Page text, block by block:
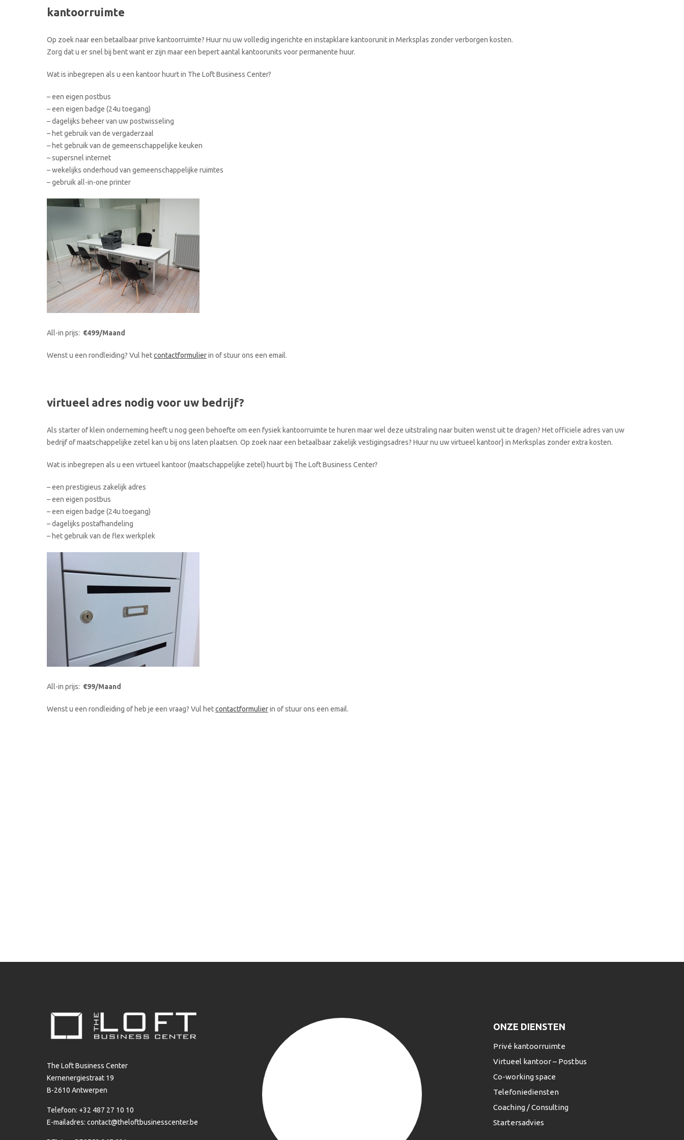
kantoorruimte
Op zoek naar een betaalbaar prive kantoorruimte? Huur nu uw volledig ingerichte en instapklare kantoorunit in Merksplas zonder verborgen kosten.
Zorg dat u er snel bij bent want er zijn maar een bepert aantal kantoorunits voor permanente huur.
Wat is inbegrepen als u een kantoor huurt in The Loft Business Center?
– een eigen postbus
– een eigen badge (24u toegang)
– dagelijks beheer van uw postwisseling
– het gebruik van de vergaderzaal
– het gebruik van de gemeenschappelijke keuken
– supersnel internet
– wekelijks onderhoud van gemeenschappelijke ruimtes
– gebruik all-in-one printer
All-in prijs: €499/Maand
Wenst u een rondleiding? Vul hetcontactformulierin of stuur ons een email.
virtueel adres nodig voor uw bedrijf?
Als starter of klein onderneming heeft u nog geen behoefte om een fysiek kantoorruimte te huren maar wel deze uitstraling naar buiten wenst uit te dragen? Het officiele adres van uw
bedrijf of maatschappelijke zetel kan u bij ons laten plaatsen. Op zoek naar een betaalbaar zakelijk vestigingsadres? Huur nu uw virtueel kantoor} in Merksplas zonder extra kosten.
Wat is inbegrepen als u een virtueel kantoor (maatschappelijke zetel) huurt bij The Loft Business Center?
– een prestigieus zakelijk adres
– een eigen postbus
– een eigen badge (24u toegang)
– dagelijks postafhandeling
– het gebruik van de flex werkplek
All-in prijs: €99/Maand
Wenst u een rondleiding of heb je een vraag? Vul hetcontactformulierin of stuur ons een email.
The Loft Business Center
Kernenergiestraat 19
B-2610 Antwerpen
Telefoon: +32 487 27 10 10
E-mailadres: contact@theloftbusinesscenter.be
ONZE DIENSTEN
Privé kantoorruimte
Virtueel kantoor – Postbus
Co-working space
Telefoniediensten
Coaching / Consulting
Startersadvies